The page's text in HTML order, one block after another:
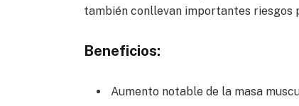
también conllevan importantes riesgos
Beneficios:
Aumento notable de la masa